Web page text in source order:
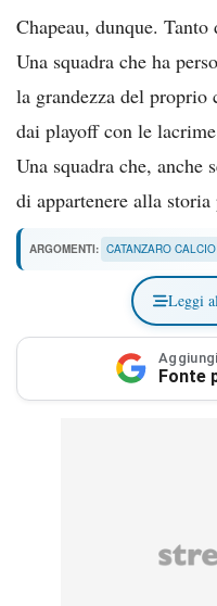
Chapeau, dunque.
Una squadra che ha
la grandezza del proprio
dai playoff con le
Una squadra che, anche
di appartenere alla
ARGOMENTI: CATANZARO CALCIO
Leggi
Fonte